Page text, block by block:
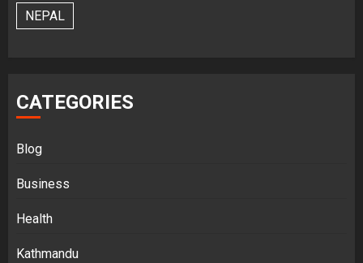
NEPAL
CATEGORIES
Blog
Business
Health
Kathmandu